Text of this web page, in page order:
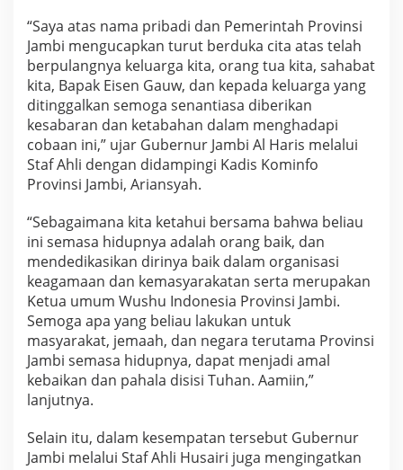
“Saya atas nama pribadi dan Pemerintah Provinsi
Jambi mengucapkan turut berduka cita atas telah
berpulangnya keluarga kita, orang tua kita, sahabat
kita, Bapak Eisen Gauw, dan kepada keluarga yang
ditinggalkan semoga senantiasa diberikan
kesabaran dan ketabahan dalam menghadapi
cobaan ini,” ujar Gubernur Jambi Al Haris melalui
Staf Ahli dengan didampingi Kadis Kominfo
Provinsi Jambi, Ariansyah.
“Sebagaimana kita ketahui bersama bahwa beliau
ini semasa hidupnya adalah orang baik, dan
mendedikasikan dirinya baik dalam organisasi
keagamaan dan kemasyarakatan serta merupakan
Ketua umum Wushu Indonesia Provinsi Jambi.
Semoga apa yang beliau lakukan untuk
masyarakat, jemaah, dan negara terutama Provinsi
Jambi semasa hidupnya, dapat menjadi amal
kebaikan dan pahala disisi Tuhan. Aamiin,”
lanjutnya.
Selain itu, dalam kesempatan tersebut Gubernur
Jambi melalui Staf Ahli Husairi juga mengingatkan